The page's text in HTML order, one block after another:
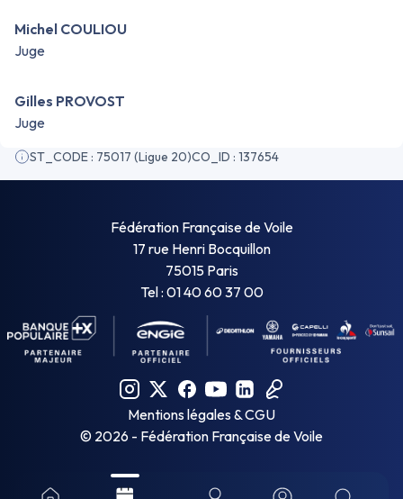
Michel COULIOU
Juge
Gilles PROVOST
Juge
ST_CODE : 75017 (Ligue 20)CO_ID : 137654
Fédération Française de Voile
17 rue Henri Bocquillon
75015 Paris
Tel : 01 40 60 37 00
Mentions légales & CGU
© 2026 - Fédération Française de Voile